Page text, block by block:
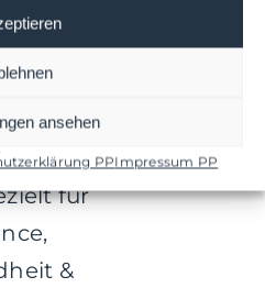
ansehen
PPImpressum PP
zur
&
Optimierung:
für
&